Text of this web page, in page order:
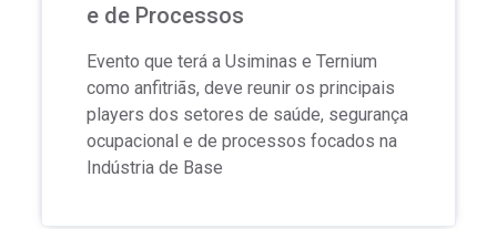
e de Processos
Evento que terá a Usiminas e Ternium
como anfitriãs, deve reunir os principais
players dos setores de saúde, segurança
ocupacional e de processos focados na
Indústria de Base